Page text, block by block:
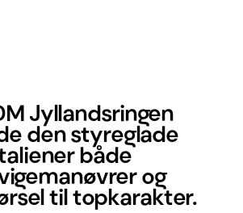
Jyllandsringen
den styreglade
både
og
til topkarakter.